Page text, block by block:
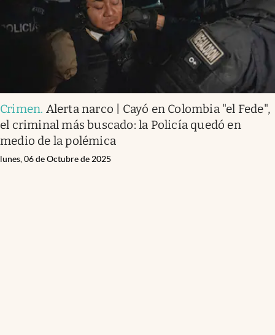
Crimen. Alerta narco | Cayó en Colombia "el Fede",
el criminal más buscado: la Policía quedó en
medio de la polémica
lunes, 06 de Octubre de 2025